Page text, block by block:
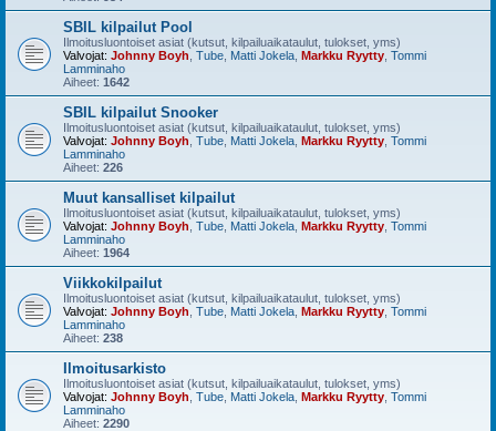
SBIL kilpailut Pool
Ilmoitusluontoiset asiat (kutsut, kilpailuaikataulut, tulokset, yms)
Valvojat: Johnny Boyh Tube Matti Jokela Markku Ryytty Tommi
Lamminaho
Aiheet: 1642
SBIL kilpailut Snooker
Ilmoitusluontoiset asiat (kutsut, kilpailuaikataulut, tulokset, yms)
Valvojat: Johnny Boyh Tube Matti Jokela Markku Ryytty Tommi
Lamminaho
Aiheet: 226
Muut kansalliset kilpailut
Ilmoitusluontoiset asiat (kutsut, kilpailuaikataulut, tulokset, yms)
Valvojat: Johnny Boyh Tube Matti Jokela Markku Ryytty Tommi
Lamminaho
Aiheet: 1964
Viikkokilpailut
Ilmoitusluontoiset asiat (kutsut, kilpailuaikataulut, tulokset, yms)
Valvojat: Johnny Boyh Tube Matti Jokela Markku Ryytty Tommi
Lamminaho
Aiheet: 238
Ilmoitusarkisto
Ilmoitusluontoiset asiat (kutsut, kilpailuaikataulut, tulokset, yms)
Valvojat: Johnny Boyh Tube Matti Jokela Markku Ryytty Tommi
Lamminaho
Aiheet: 2290